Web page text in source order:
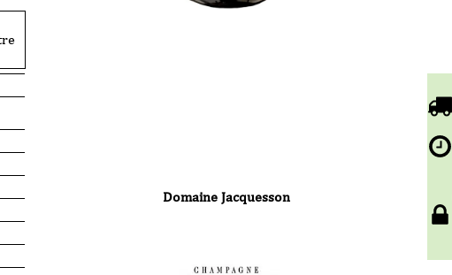
Domaine Jacquesson